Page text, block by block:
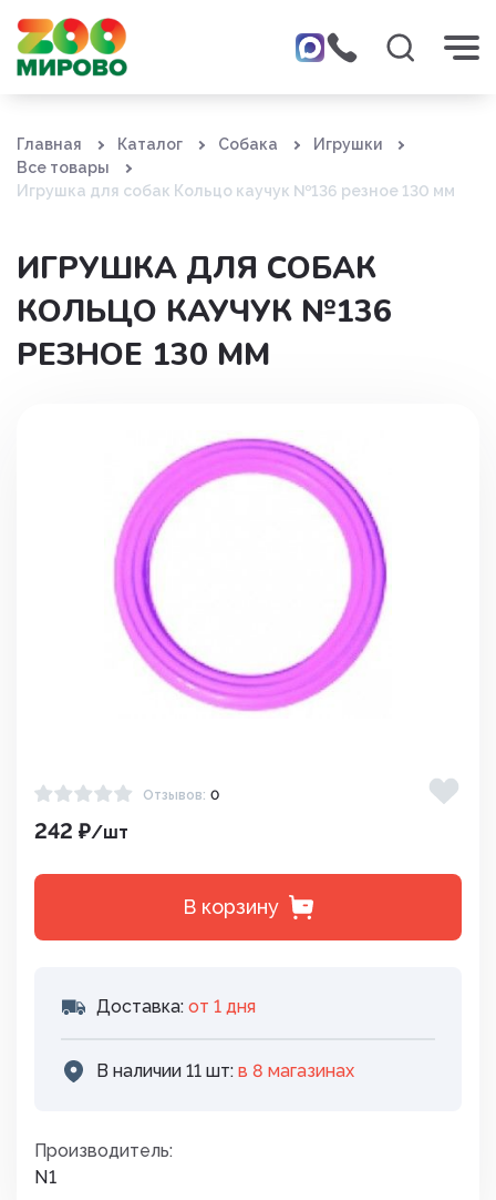
Главная Каталог Собака
Игрушки
Все товары
Игрушка для собак Кольцо каучук №136 резное 130 мм
ИГРУШКА ДЛЯ СОБАК
КОЛЬЦО КАУЧУК №136
РЕЗНОЕ 130 ММ
Отзывов: 0
242 ₽/шт
В корзину
Доставка: от 1 дня
В наличии 11 шт: в 8 магазинах
Производитель:
N1